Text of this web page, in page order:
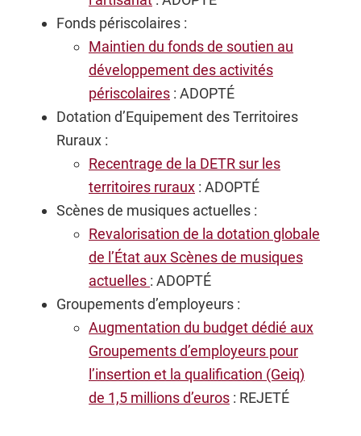
Fonds périscolaires :
Maintien du fonds de soutien au
développement des activités
périscolaires : ADOPTÉ
Dotation d’Equipement des Territoires
Ruraux :
Recentrage de la DETR sur les
territoires ruraux : ADOPTÉ
Scènes de musiques actuelles :
Revalorisation de la dotation globale
de l’État aux Scènes de musiques
actuelles : ADOPTÉ
Groupements d’employeurs :
Augmentation du budget dédié aux
Groupements d’employeurs pour
l’insertion et la qualification (Geiq)
de 1,5 millions d’euros : REJETÉ